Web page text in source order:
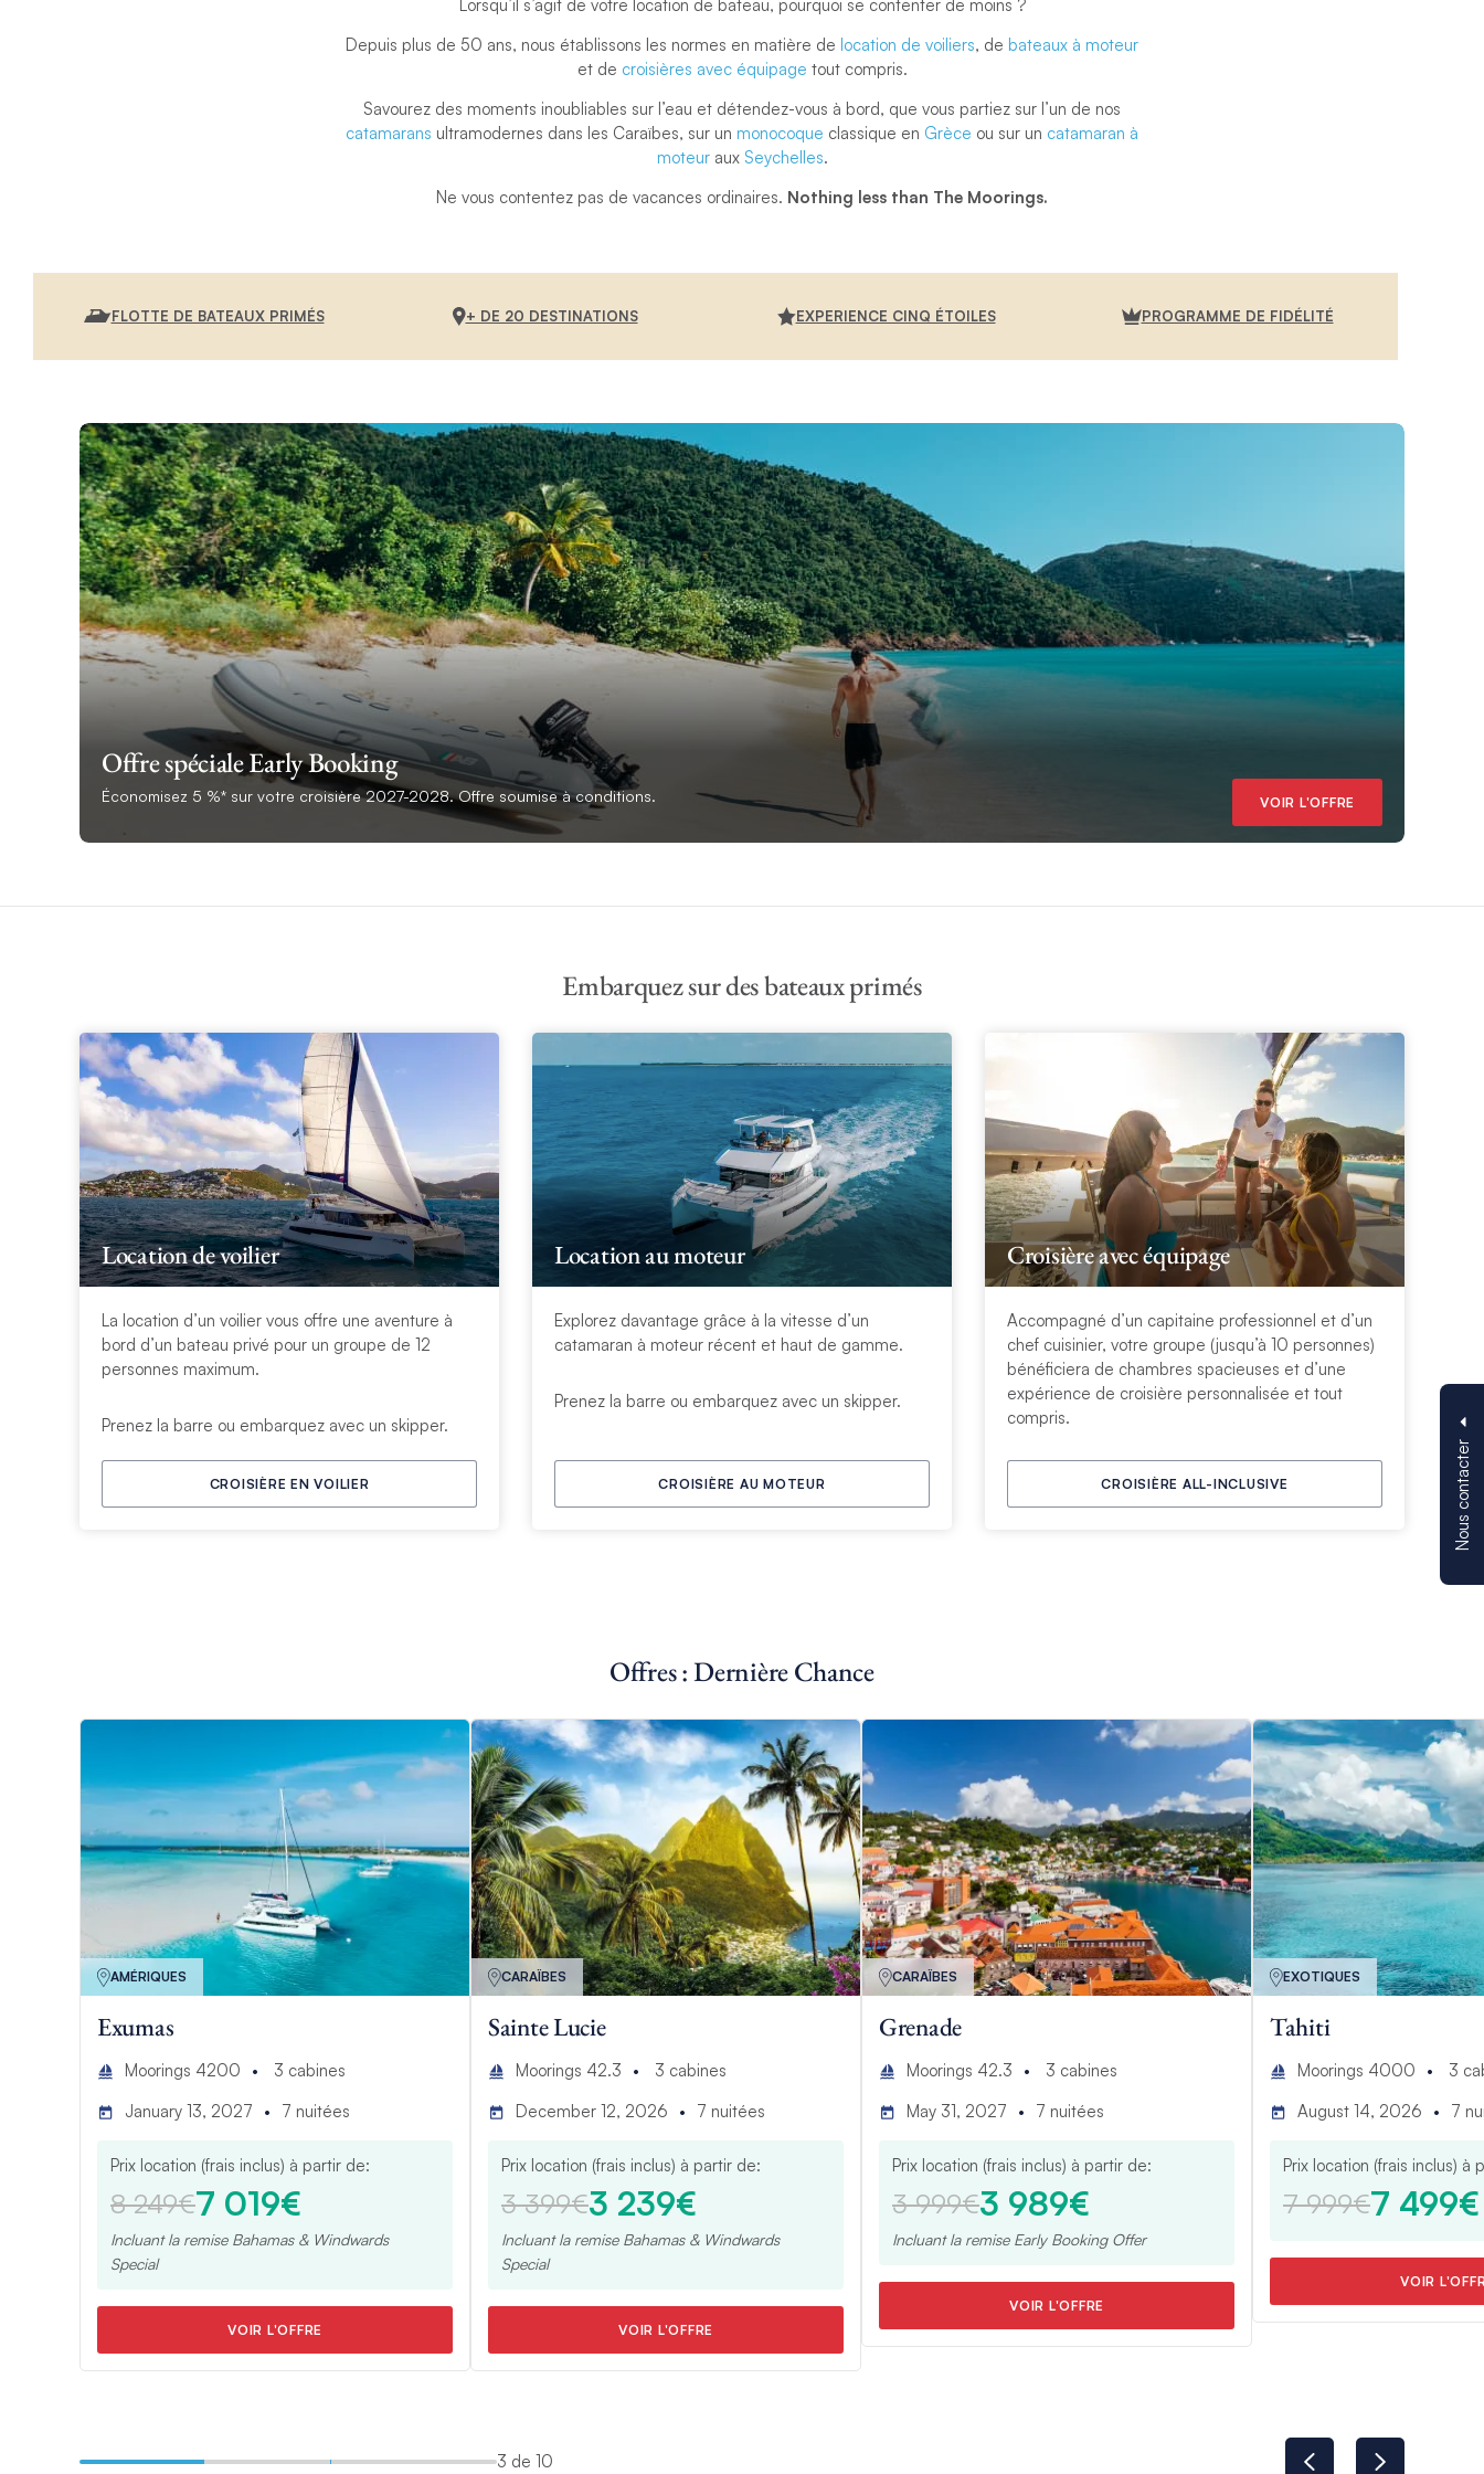
Nous contacter
Lorsqu’il s’agit de votre location de bateau, pourquoi se contenter de moins ?
Depuis plus de 50 ans, nous établissons les normes en matière de location de voiliers, de bateaux à moteur
et de croisières avec équipage tout compris.
Savourez des moments inoubliables sur l’eau et détendez-vous à bord, que vous partiez sur l’un de nos
catamarans ultramodernes dans les Caraïbes, sur un monocoque classique en Grèce ou sur un catamaran à
moteuraux Seychelles.
Ne vous contentez pas de vacances ordinaires. Nothing less than The Moorings.
FLOTTE DE BATEAUX PRIMÉS + DE 20 DESTINATIONS EXPERIENCE CINQ ÉTOILES PROGRAMME DE FIDÉLITÉ
Offre spéciale Early Booking
Économisez 5 %* sur votre croisière 2027-2028. Offre soumise à conditions. VOIR L'OFFRE
Embarquez sur des bateaux primés
Location de voilier
La location d’un voilier vous offre une aventure à
bord d’un bateau privé pour un groupe de 12
personnes maximum.
Prenez la barre ou embarquez avec un skipper.
CROISIÈRE EN VOILIER
Location au moteur
Explorez davantage grâce à la vitesse d’un
catamaran à moteur récent et haut de gamme.
Prenez la barre ou embarquez avec un skipper.
CROISIÈRE AU MOTEUR
Croisière avec équipage
Accompagné d’un capitaine professionnel et d’un
chef cuisinier, votre groupe (jusqu’à 10 personnes)
bénéficiera de chambres spacieuses et d’une
expérience de croisière personnalisée et tout
compris.
CROISIÈRE ALL-INCLUSIVE
Offres : Dernière Chance
3 de 10
AMÉRIQUES
Exumas
Moorings 4200 3 cabines
January 13, 2027
7 nuitées
Prix location (frais inclus) à partir de:
8 249€7 019€
Incluant la remise Bahamas & Windwards
Special
VOIR L'OFFRE
CARAÏBES
Sainte Lucie
Moorings 42.3 3 cabines
December 12, 2026
7 nuitées
Prix location (frais inclus) à partir de:
3 399€3 239€
Incluant la remise Bahamas & Windwards
Special
VOIR L'OFFRE
CARAÏBES
Grenade
Moorings 42.3 3 cabines
May 31, 2027
7 nuitées
Prix location (frais inclus) à partir de:
3 999€3 989€
Incluant la remise Early Booking Offer
VOIR L'OFFRE
EXOTIQUES
Tahiti
Moorings 4000 3
August 14, 2026
7
Prix location (frais inclus) à
7 999€7 499€
VOIR